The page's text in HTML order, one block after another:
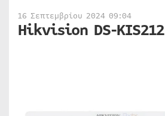
16 Σεπτεμβρίου 2024 09:04
Hikvision DS-KIS212